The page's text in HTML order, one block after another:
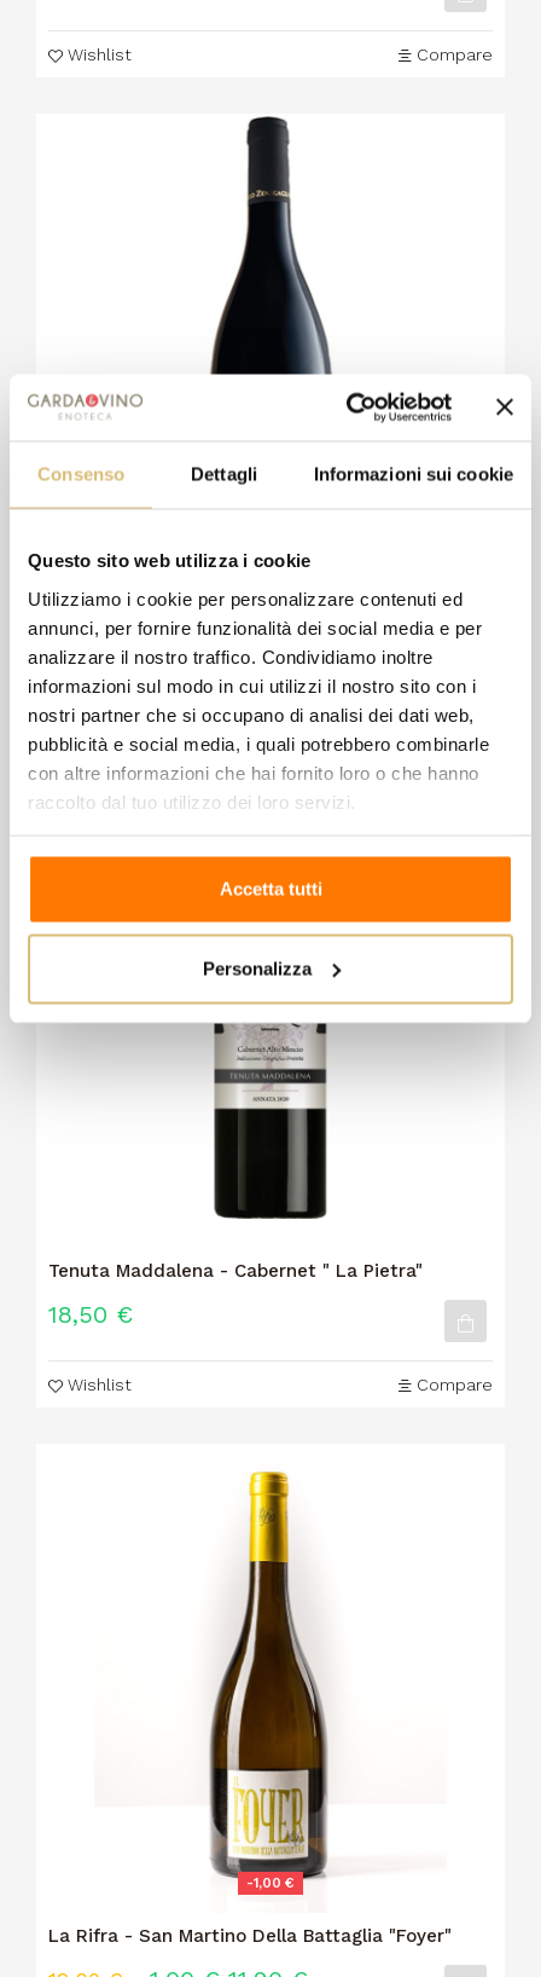
Consenso Dettagli Informazioni sui cookie
Questo sito web utilizza i cookie
Utilizziamo i cookie per personalizzare contenuti ed
annunci, per fornire funzionalità dei social media e per
analizzare il nostro traffico. Condividiamo inoltre
informazioni sul modo in cui utilizzi il nostro sito con i
nostri partner che si occupano di analisi dei dati web,
pubblicità e social media, i quali potrebbero combinarle
con altre informazioni che hai fornito loro o che hanno
raccolto dal tuo utilizzo dei loro servizi.
Accetta tutti
Personalizza
Wishlist Compare
-2,00 €
Carlo Zenegaglia - Graponero Cabernet
16,50 € -2,00 € 14,50 €
Wishlist Compare
Tenuta Maddalena - Cabernet " La Pietra"
18,50 €
Wishlist Compare
-1,00 €
La Rifra - San Martino Della Battaglia "Foyer"